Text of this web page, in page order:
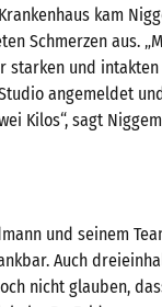
kam
Schmerzen aus.
starken und
angemeldet
Kilos“, sagt
und seinem
Auch
nicht glauben,